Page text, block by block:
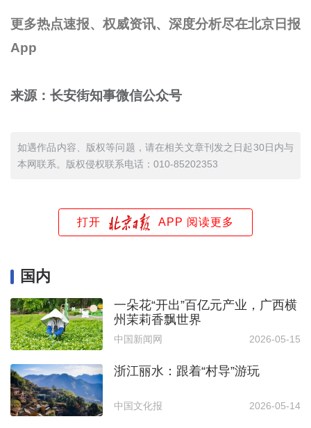
更多热点速报、权威资讯、深度分析尽在北京日报
App
来源：长安街知事微信公众号
如遇作品内容、版权等问题，请在相关文章刊发之日起30日内与
本网联系。版权侵权联系电话：010-85202353
打开 APP 阅读更多
国内
一朵花“开出”百亿元产业，广西横
州茉莉香飘世界
中国新闻网 2026-05-15
浙江丽水：跟着“村导”游玩
中国文化报 2026-05-14